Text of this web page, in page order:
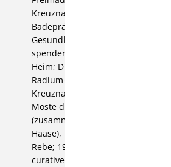
Kreuznacher
Badepräparate,
Gesundheit und Kraft
spendend im eigenen
Heim; Die Heilquellen des
Radium-Solbades
Kreuznach; Die 1928er
Moste des Nahegebiets
(zusammen mit Heinrich
Haase), in: Wein und
Rebe; 1929: Les sources
curatives, salines et